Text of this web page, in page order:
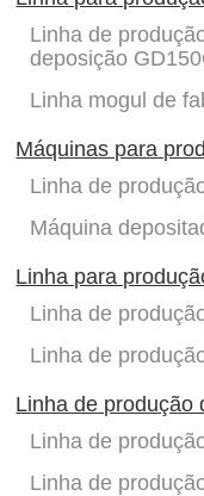
Linha de
deposição
Linha mogul de
Máquinas para
Linha de
Máquina
Linha para
Linha de
Linha de
Linha de produção
Linha de
Linha de